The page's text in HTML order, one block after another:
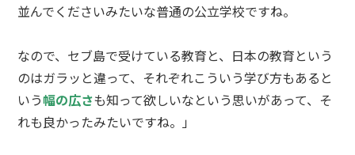
並んでくださいみたいな普通の公立学校ですね。
なので、セブ島で受けている教育と、日本の教育という
のはガラッと違って、それぞれこういう学び方もあると
いう幅の広さも知って欲しいなという思いがあって、そ
れも良かったみたいですね。」